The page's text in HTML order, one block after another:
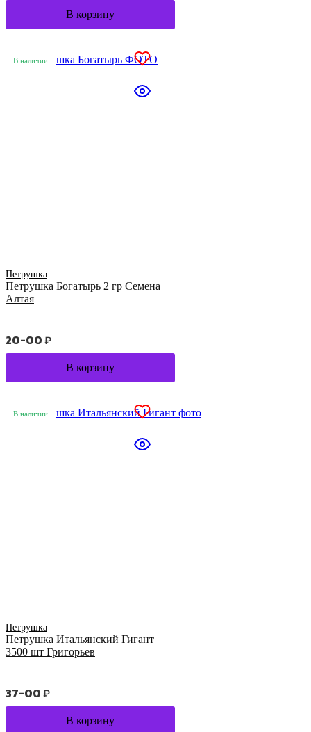
В корзину
В наличии
Петрушка
Петрушка Богатырь 2 гр Семена
Алтая
20-00₽
В корзину
В наличии
Петрушка
Петрушка Итальянский Гигант
3500 шт Григорьев
37-00₽
В корзину